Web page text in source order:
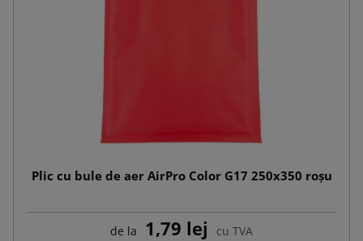
Plic cu bule de aer AirPro Color G17 250x350 roșu
de la 1,79 lej cu TVA